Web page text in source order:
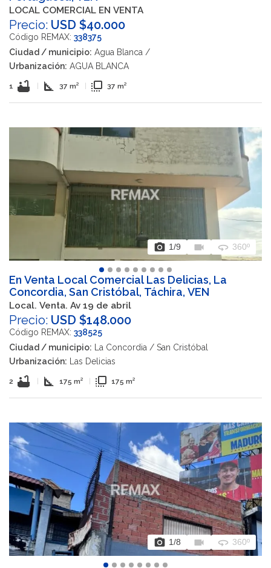
LOCAL COMERCIAL EN VENTA
Precio: USD $40.000
Código REMAX: 338375
Ciudad / municipio: Agua Blanca /
Urbanización: AGUA BLANCA
1 bathtub square_foot 37 m² flip_to_front 37 m²
photo_camera 1/9 videocam 360 360º
En Venta Local Comercial Las Delicias, La
Concordia, San Cristóbal, Táchira, VEN
Local. Venta. Av 19 de abril
Precio: USD $148.000
Código REMAX: 338525
Ciudad / municipio: La Concordia / San Cristóbal
Urbanización: Las Delicias
2 bathtub square_foot 175 m² flip_to_front 175 m²
photo_camera 1/8 videocam 360 360º